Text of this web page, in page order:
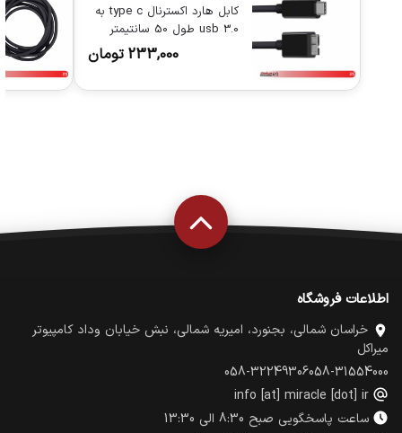
کابل هارد اکسترنال type c به
0.usb 3 طول 50 سانتیمتر
233,000 تومان
اطلاعات فروشگاه
خراسان شمالی، بجنورد، امیریه شمالی، نبش خیابان وداد کامپیوتر
میراکل
058-31554000
058-32249306
info [at] miracle [dot] ir
ساعت پاسخگویی صبح 8:30 الی 13:30